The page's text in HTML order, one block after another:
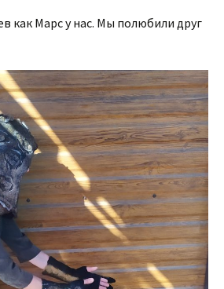
как Марс у нас. Мы полюбили друг